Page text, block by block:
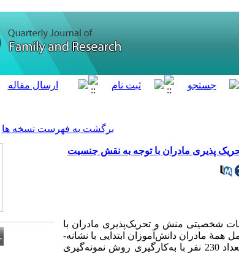
برگشت به فهرست نسخه ها
پذیری مادران با توجه به نقش جنسیت
شخصیتی منش و تحریک‌­پذیری مادران با
توجه به نقش جنسیت بود. پژوهش حاضر توصیفی از نوع همبستگی بود. جامعه آماری شامل همۀ مادران دانش‌­آموزان ابتدایی با نشانه‌­
های نقص‌­توجه- بیش‌­فعالی منطقه 5 و 7 شهر تهران در سال تحصیلی 99- 1398 بودند. تعداد 230 نفر با به‌­کارگیری روش نمونه­‌گیری